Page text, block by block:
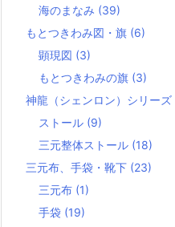
海のまなみ (39)
もとつきわみ図・旗 (6)
顕現図 (3)
もとつきわみの旗 (3)
神龍（シェンロン）シリーズ
ストール (9)
三元整体ストール (18)
三元布、手袋・靴下 (23)
三元布 (1)
手袋 (19)